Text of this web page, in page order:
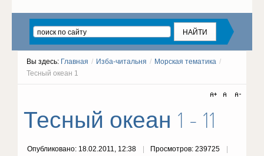
Вы здесь: Главная / Изба-читальня / Морская тематика /
Тесный океан 1
Тесный океан 1 - 11
Опубликовано: 18.02.2011, 12:38 Просмотров: 239725